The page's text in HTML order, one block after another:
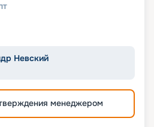
Невский
менеджером